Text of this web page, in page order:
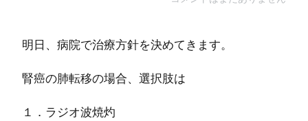
明日、病院で治療方針を決めてきます。
腎癌の肺転移の場合、選択肢は
１．ラジオ波焼灼